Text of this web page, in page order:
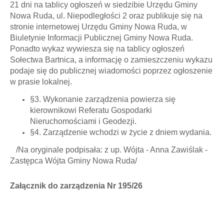
21 dni na tablicy ogłoszeń w siedzibie Urzędu Gminy
Nowa Ruda, ul. Niepodległości 2 oraz publikuje się na
stronie internetowej Urzędu Gminy Nowa Ruda, w
Biuletynie Informacji Publicznej Gminy Nowa Ruda.
Ponadto wykaz wywiesza się na tablicy ogłoszeń
Sołectwa Bartnica, a informację o zamieszczeniu wykazu
podaje się do publicznej wiadomości poprzez ogłoszenie
w prasie lokalnej.
§3. Wykonanie zarządzenia powierza się
kierownikowi Referatu Gospodarki
Nieruchomościami i Geodezji.
§4. Zarządzenie wchodzi w życie z dniem wydania.
/Na oryginale podpisała: z up. Wójta - Anna Zawiślak -
Zastępca Wójta Gminy Nowa Ruda/
Załącznik do zarządzenia Nr 195/26